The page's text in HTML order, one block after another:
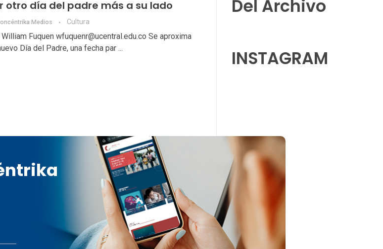
otro día del padre más a su lado
Medios Cultura
William Fuquen wfuquenr@ucentral.edu.co Se aproxima
Día del Padre, una fecha par ...
Del Archivo
INSTAGRAM